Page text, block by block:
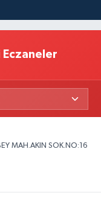
Eczaneler
MAH.AKIN SOK.NO:16